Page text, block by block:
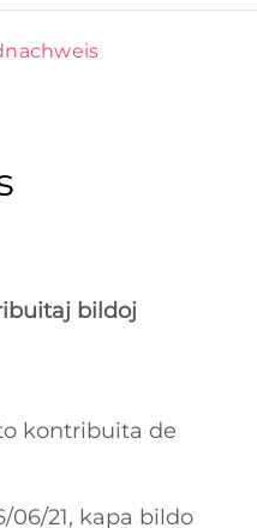
bildoj
kontribuita de
06/21, kapa bildo